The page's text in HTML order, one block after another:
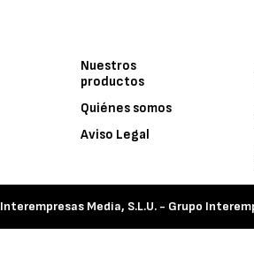
Nuestros
productos
Quiénes somos
Aviso Legal
Interempresas Media, S.L.U. - Grupo